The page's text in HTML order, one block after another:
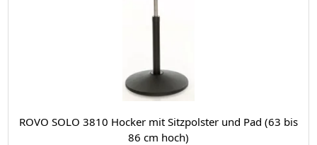
ROVO SOLO 3810 Hocker mit Sitzpolster und Pad (63 bis
86 cm hoch)